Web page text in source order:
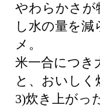
やわらかさが
し水の量を減
メ。
米一合につき
と、おいしく
3)炊き上がっ